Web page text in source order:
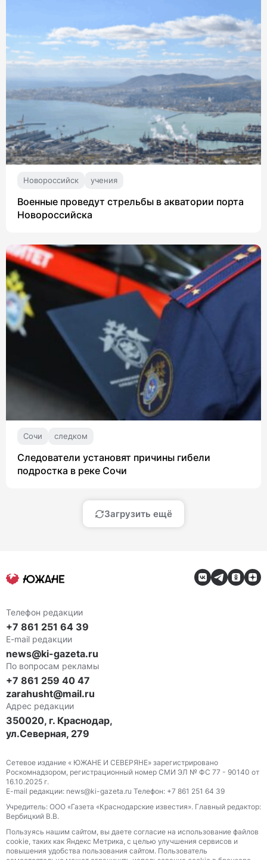
Новороссийск учения
Военные проведут стрельбы в акватории порта
Новороссийска
Сочи следком
Следователи установят причины гибели
подростка в реке Сочи
Загрузить ещё
Телефон редакции
+7 861 251 64 39
E-mail редакции
news@ki-gazeta.ru
По вопросам рекламы
+7 861 259 40 47
zarahusht@mail.ru
Адрес редакции
350020, г. Краснодар,
ул.Северная, 279
Сетевое издание « ЮЖАНЕ И СЕВЕРЯНЕ» зарегистрировано
Роскомнадзором, регистрационный номер СМИ ЭЛ № ФС 77 - 90140 от
16.10.2025 г.
E-mail редакции: news@ki-gazeta.ru Телефон: +7 861 251 64 39
Учредитель: ООО «Газета «Краснодарские известия». Главный редактор:
Вербицкий В.В.
Пользуясь нашим сайтом, вы даете согласие на использование файлов
сооkіе, таких как Яндекс Метрика, с целью улучшения сервисов и
повышения удобства пользования сайтом. Пользователь